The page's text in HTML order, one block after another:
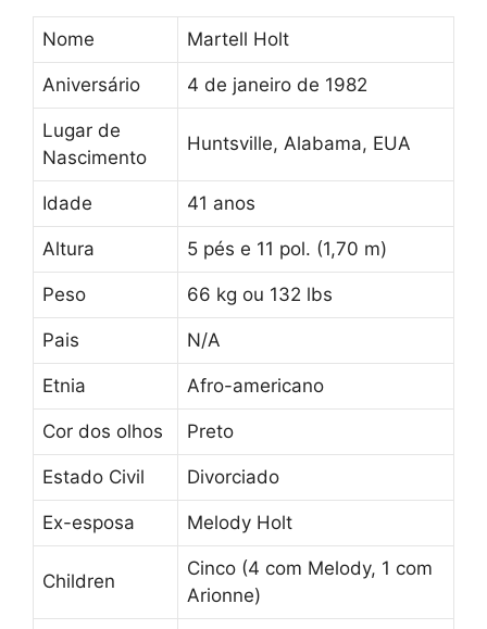
Nome Martell Holt
Aniversário 4 de janeiro de 1982
Lugar de
Nascimento
Huntsville, Alabama, EUA
Idade 41 anos
Altura 5 pés e 11 pol. (1,70 m)
Peso 66 kg ou 132 lbs
Pais N/A
Etnia Afro-americano
Cor dos olhos Preto
Estado Civil Divorciado
Ex-esposa Melody Holt
Children
Cinco (4 com Melody, 1 com
Arionne)